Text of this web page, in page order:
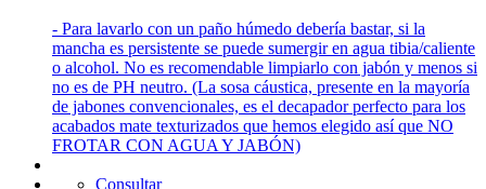
- Para lavarlo con un paño húmedo debería bastar, si la
mancha es persistente se puede sumergir en agua tibia/caliente
o alcohol. No es recomendable limpiarlo con jabón y menos si
no es de PH neutro. (La sosa cáustica, presente en la mayoría
de jabones convencionales, es el decapador perfecto para los
acabados mate texturizados que hemos elegido así que NO
FROTAR CON AGUA Y JABÓN)
Consultar